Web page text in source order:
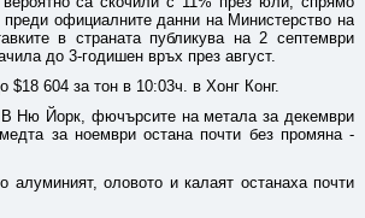
официалните данни на Министерство на
в страната публикува на 2 септември
до 3-годишен връх през август.
604 за тон в 10:03ч. в Хонг Конг.
Ню Йорк, фючърсите на метала за декември
за ноември остана почти без промяна -
оловото и калаят останаха почти